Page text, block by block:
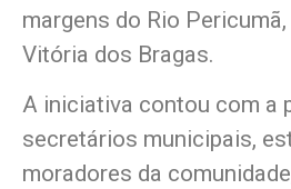
margens do Rio
Vitória dos Bragas.
A iniciativa contou com a
secretários municipais,
moradores da